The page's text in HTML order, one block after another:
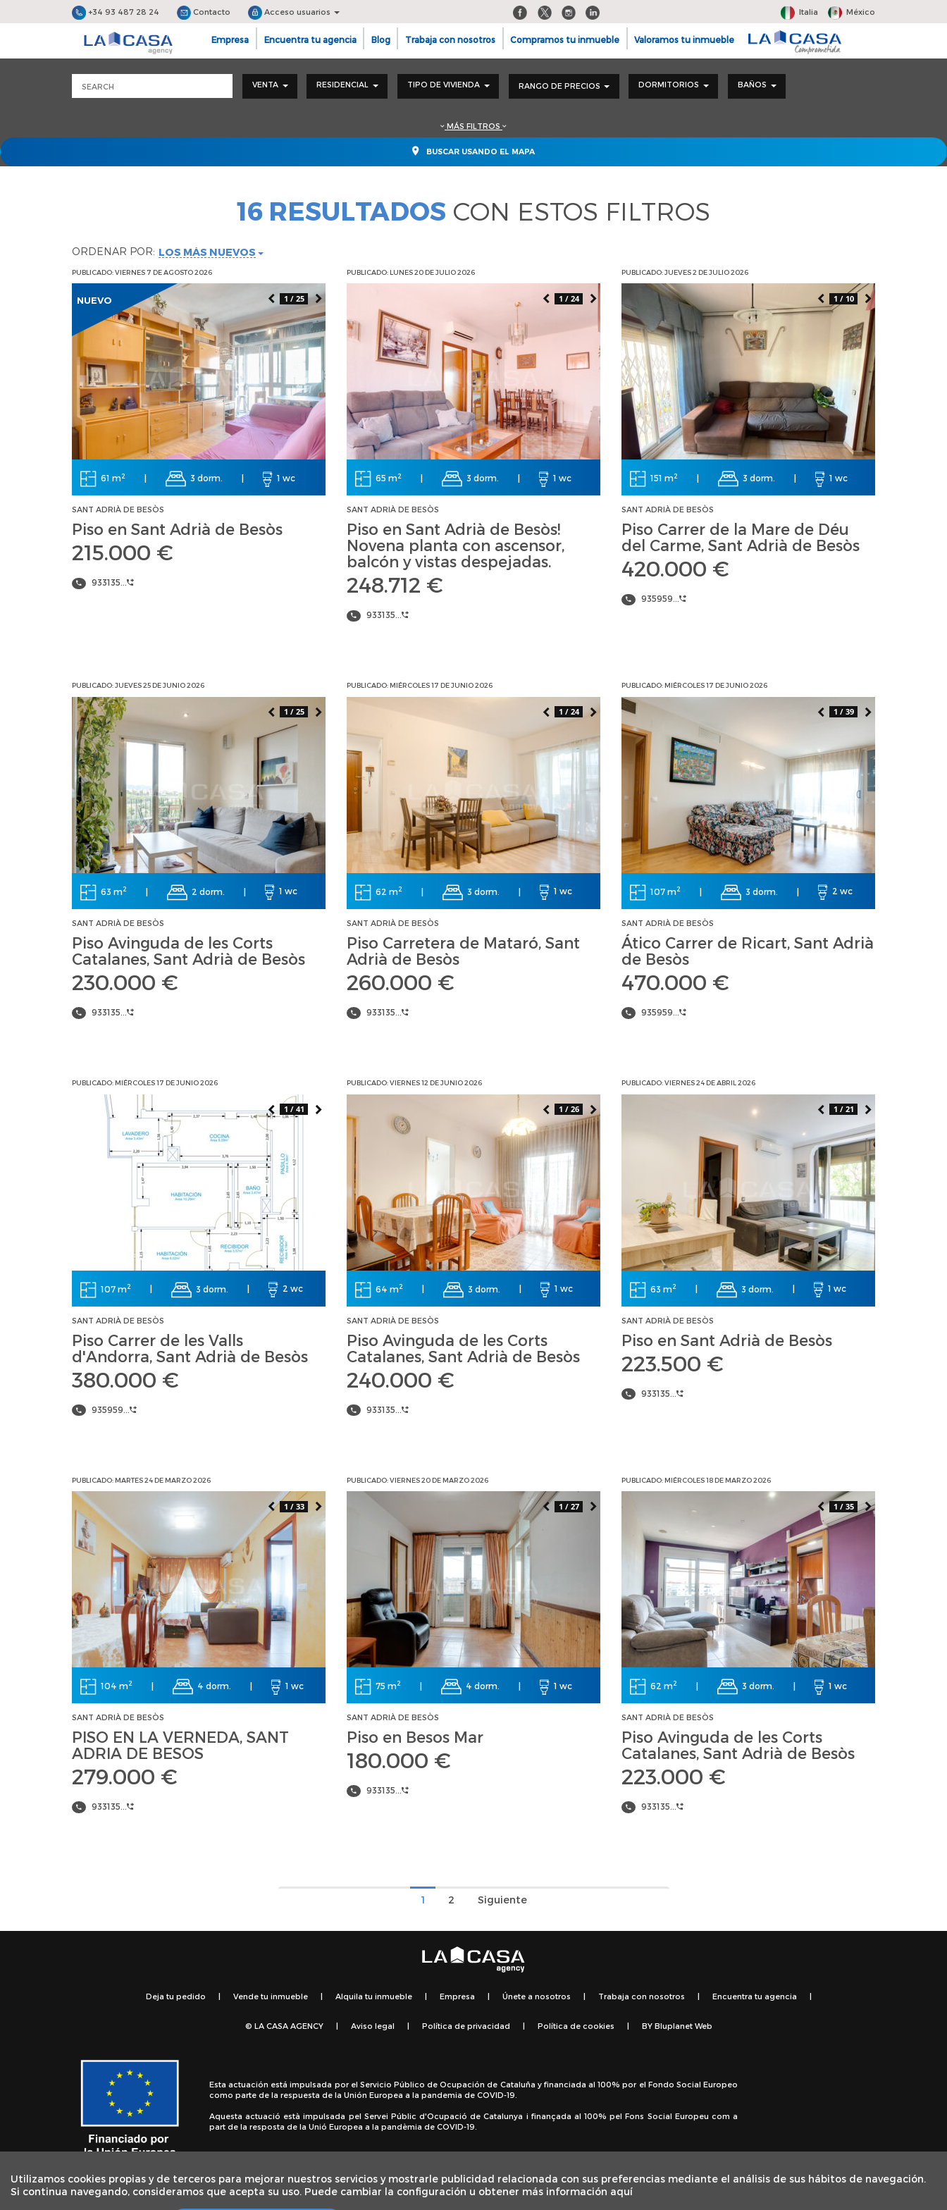
Utilizamos cookies propias y de terceros para mejorar nuestros servicios y mostrarle publicidad relacionada con sus preferencias mediante el análisis de sus hábitos de navegación.
Si continua navegando, consideramos que acepta su uso. Puede cambiar la configuración u obtener más información aquí
+34 93 487 28 24 Contacto Acceso usuarios Italia México
Empresa Encuentra tu agencia Blog Trabaja con nosotros Compramos tu inmueble Valoramos tu inmueble
VENTA RESIDENCIAL TIPO DE VIVIENDA RANGO DE PRECIOS DORMITORIOS BAÑOS
MÁS FILTROS
BUSCAR USANDO EL MAPA
16 RESULTADOS CON ESTOS FILTROS
ORDENAR POR: LOS MÁS NUEVOS
PUBLICADO: VIERNES 7 DE AGOSTO 2026
NUEVO 1 / 25
61 m2 3 dorm. 1 wc
SANT ADRIÀ DE BESÒS
Piso en Sant Adrià de Besòs
215.000 €
933135...
PUBLICADO: LUNES 20 DE JULIO 2026
1 / 24
65 m2 3 dorm. 1 wc
SANT ADRIÀ DE BESÒS
Piso en Sant Adrià de Besòs!
Novena planta con ascensor,
balcón y vistas despejadas.
248.712 €
933135...
PUBLICADO: JUEVES 2 DE JULIO 2026
1 / 10
151 m2 3 dorm. 1 wc
SANT ADRIÀ DE BESÒS
Piso Carrer de la Mare de Déu
del Carme, Sant Adrià de Besòs
420.000 €
935959...
PUBLICADO: JUEVES 25 DE JUNIO 2026
1 / 25
63 m2 | 2 dorm. | 1 wc
SANT ADRIÀ DE BESÒS
Piso Avinguda de les Corts
Catalanes, Sant Adrià de Besòs
230.000 €
933135...
PUBLICADO: MIÉRCOLES 17 DE JUNIO 2026
1 / 24
62 m2 | 3 dorm. | 1 wc
SANT ADRIÀ DE BESÒS
Piso Carretera de Mataró, Sant
Adrià de Besòs
260.000 €
933135...
PUBLICADO: MIÉRCOLES 17 DE JUNIO 2026
1 / 39
107 m2 | 3 dorm. | 2 wc
SANT ADRIÀ DE BESÒS
Ático Carrer de Ricart, Sant Adrià
de Besòs
470.000 €
935959...
PUBLICADO: MIÉRCOLES 17 DE JUNIO 2026
1 / 41
107 m2 3 dorm. 2 wc
SANT ADRIÀ DE BESÒS
Piso Carrer de les Valls
d'Andorra, Sant Adrià de Besòs
380.000 €
935959...
PUBLICADO: VIERNES 12 DE JUNIO 2026
1 / 26
64 m2 3 dorm. 1 wc
SANT ADRIÀ DE BESÒS
Piso Avinguda de les Corts
Catalanes, Sant Adrià de Besòs
240.000 €
933135...
PUBLICADO: VIERNES 24 DE ABRIL 2026
1 / 21
63 m2 3 dorm. 1 wc
SANT ADRIÀ DE BESÒS
Piso en Sant Adrià de Besòs
223.500 €
933135...
PUBLICADO: MARTES 24 DE MARZO 2026
1 / 33
104 m2 | 4 dorm. | 1 wc
SANT ADRIÀ DE BESÒS
PISO EN LA VERNEDA, SANT
ADRIA DE BESOS
279.000 €
933135...
PUBLICADO: VIERNES 20 DE MARZO 2026
1 / 27
75 m2 | 4 dorm. | 1 wc
SANT ADRIÀ DE BESÒS
Piso en Besos Mar
180.000 €
933135...
PUBLICADO: MIÉRCOLES 18 DE MARZO 2026
1 / 35
62 m2 | 3 dorm. | 1 wc
SANT ADRIÀ DE BESÒS
Piso Avinguda de les Corts
Catalanes, Sant Adrià de Besòs
223.000 €
933135...
1 2 Siguiente
Deja tu pedido Vende tu inmueble Alquila tu inmueble Empresa Únete a nosotros Trabaja con nosotros Encuentra tu agencia
© LA CASA AGENCY Aviso legal Política de privacidad Política de cookies BY Bluplanet Web
Esta actuación está impulsada por el Servicio Público de Ocupación de Cataluña y financiada al 100% por el Fondo Social Europeo
como parte de la respuesta de la Unión Europea a la pandemia de COVID-19.
Aquesta actuació està impulsada pel Servei Públic d'Ocupació de Catalunya i finançada al 100% pel Fons Social Europeu com a
part de la resposta de la Unió Europea a la pandèmia de COVID-19.